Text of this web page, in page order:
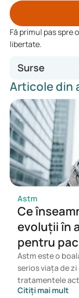
Fă primul pas spre
libertate.
Surse
https://
https://
volwassenen
https://
3-2600(17)30474-
https://
exercises-improve-
Articole din
Astm
Ce
evoluții în
pentru
Astm este o
serios viața de
tratamentele
lucrează acum
Citiți mai mult